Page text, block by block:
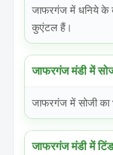
जाफरगंज में धनिये के
कुएंटल हैं।
जाफरगंज मंडी में
जाफरगंज में सोजी
जाफरगंज मंडी में